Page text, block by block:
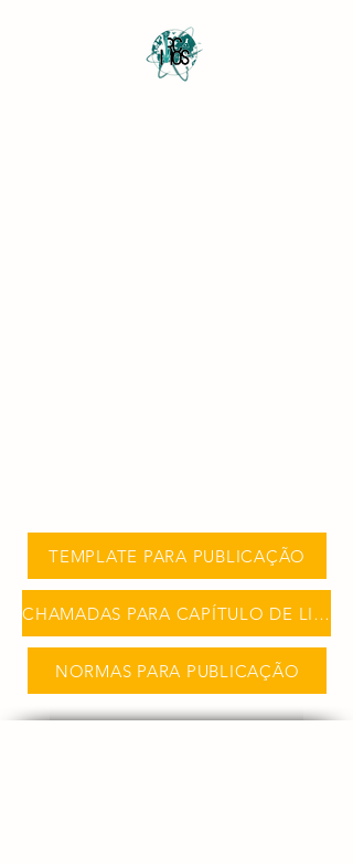
TEMPLATE PARA PUBLICAÇÃO
CHAMADAS PARA CAPÍTULO DE LIVRO
NORMAS PARA PUBLICAÇÃO